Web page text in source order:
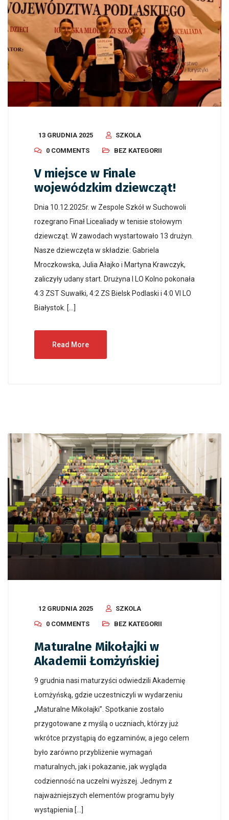
13 GRUDNIA 2025
SZKOLA
0 COMMENTS
BEZ KATEGORII
V miejsce w Finale
wojewódzkim dziewcząt!
Dnia 10.12.2025r. w Zespole Szkół w Suchowoli
rozegrano Finał Licealiady w tenisie stołowym
dziewcząt. W zawodach wystartowało 13 drużyn.
Nasze dziewczęta w składzie: Gabriela
Mroczkowska, Julia Ałajko i Martyna Krawczyk,
zaliczyły udany start. Drużyna I LO Kolno pokonała
4:3 ZST Suwałki, 4:2 ZS Bielsk Podlaski i 4:0 VI LO
Białystok. […]
Read More
12 GRUDNIA 2025
SZKOLA
0 COMMENTS
BEZ KATEGORII
Maturalne Mikołajki w
Akademii Łomżyńskiej
9 grudnia nasi maturzyści odwiedzili Akademię
Łomżyńską, gdzie uczestniczyli w wydarzeniu
„Maturalne Mikołajki”. Spotkanie zostało
przygotowane z myślą o uczniach, którzy już
wkrótce przystąpią do egzaminów, a jego celem
było zarówno przybliżenie wymagań
maturalnych, jak i pokazanie, jak wygląda
codzienność na uczelni wyższej. Jednym z
najważniejszych elementów programu były
wystąpienia […]